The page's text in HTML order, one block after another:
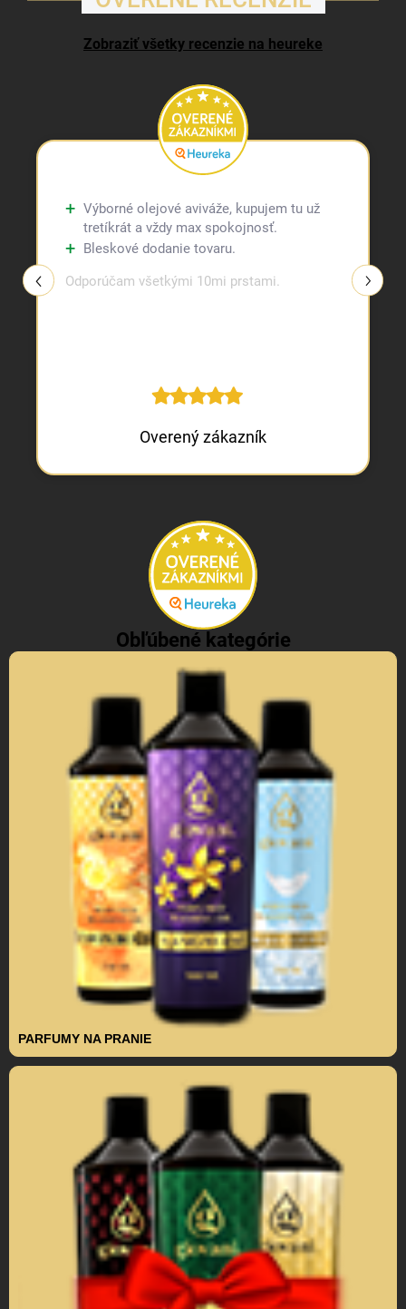
Zobraziť všetky recenzie na heureke
Výborné olejové aviváže, kupujem tu už
tretíkrát a vždy max spokojnosť.
Bleskové dodanie tovaru.
Odporúčam všetkými 10mi prstami.
Overený zákazník
Obľúbené kategórie
PARFUMY NA PRANIE